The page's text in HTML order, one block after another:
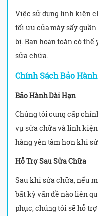
Việc sử dụng linh kiện
tối ưu của máy sấy
bị. Bạn hoàn toàn có
sửa chữa.
Chính Sách Bảo
Bảo Hành Dài Hạn
Chúng tôi cung cấp
vụ sửa chữa và linh
hàng yên tâm hơn khi
Hỗ Trợ Sau Sửa Chữa
Sau khi sửa chữa, nếu
bất kỳ vấn đề nào liên
phục, chúng tôi sẽ hỗ